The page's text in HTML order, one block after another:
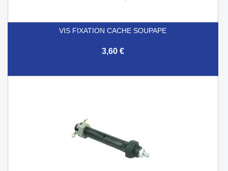
VIS FIXATION CACHE SOUPAPE
3,60 €